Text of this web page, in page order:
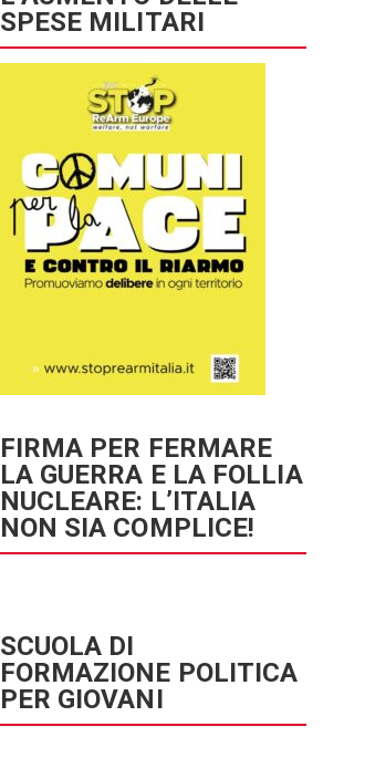
SPESE MILITARI
FIRMA PER FERMARE
LA GUERRA E LA FOLLIA
NUCLEARE: L’ITALIA
NON SIA COMPLICE!
SCUOLA DI
FORMAZIONE POLITICA
PER GIOVANI